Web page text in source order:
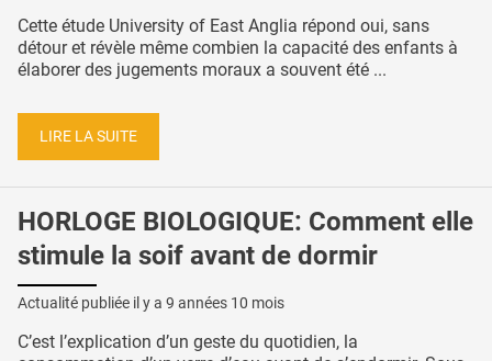
Cette étude University of East Anglia répond oui, sans
détour et révèle même combien la capacité des enfants à
élaborer des jugements moraux a souvent été ...
LIRE LA SUITE
HORLOGE BIOLOGIQUE: Comment elle
stimule la soif avant de dormir
Actualité publiée il y a 9 années 10 mois
C’est l’explication d’un geste du quotidien, la